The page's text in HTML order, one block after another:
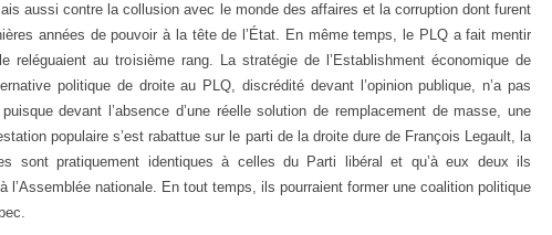
aussi contre la collusion avec le monde des affaires et la corruption dont furent
années de pouvoir à la tête de l’État. En même temps, le PLQ a fait mentir
reléguaient au troisième rang. La stratégie de l’Establishment économique de
politique de droite au PLQ, discrédité devant l’opinion publique, n’a pas
devant l’absence d’une réelle solution de remplacement de masse, une
populaire s’est rabattue sur le parti de la droite dure de François Legault, la
sont pratiquement identiques à celles du Parti libéral et qu’à eux deux ils
l’Assemblée nationale. En tout temps, ils pourraient former une coalition politique